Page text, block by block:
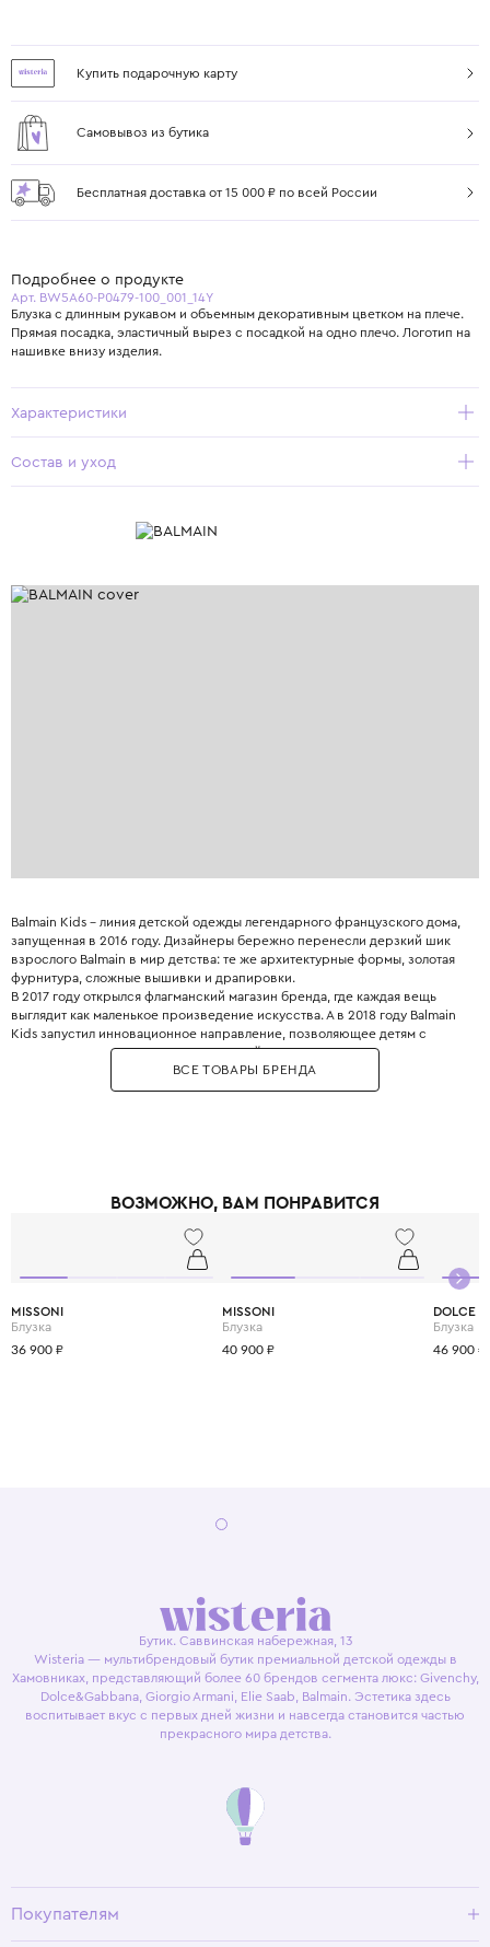
Купить подарочную карту
Самовывоз из бутика
Бесплатная доставка от 15 000 ₽ по всей России
Подробнее о продукте
Арт. BW5A60-P0479-100_001_14Y
Блузка с длинным рукавом и объемным декоративным цветком на плече.
Прямая посадка, эластичный вырез с посадкой на одно плечо. Логотип на
нашивке внизу изделия.
Характеристики
Состав и уход
Balmain Kids – линия детской одежды легендарного французского дома,
запущенная в 2016 году. Дизайнеры бережно перенесли дерзкий шик
взрослого Balmain в мир детства: те же архитектурные формы, золотая
фурнитура, сложные вышивки и драпировки.
В 2017 году открылся флагманский магазин бренда, где каждая вещь
выглядит как маленькое произведение искусства. А в 2018 году Balmain
Kids запустил инновационное направление, позволяющее детям с
ранних лет прикасаться к миру высокой моды. Золотые пуговицы,
фактурные ткани, линии кроя – здесь нет места скучной
повседневности.
ВСЕ ТОВАРЫ БРЕНДА
ВОЗМОЖНО, ВАМ ПОНРАВИТСЯ
MISSONI
Блузка
36 900 ₽
MISSONI
Блузка
40 900 ₽
DOLCE
Блузка
46 900 ₽
Бутик. Саввинская набережная, 13
Wisteria — мультибрендовый бутик премиальной детской одежды в
Хамовниках, представляющий более 60 брендов сегмента люкс: Givenchy,
Dolce&Gabbana, Giorgio Armani, Elie Saab, Balmain. Эстетика здесь
воспитывает вкус с первых дней жизни и навсегда становится частью
прекрасного мира детства.
Покупателям